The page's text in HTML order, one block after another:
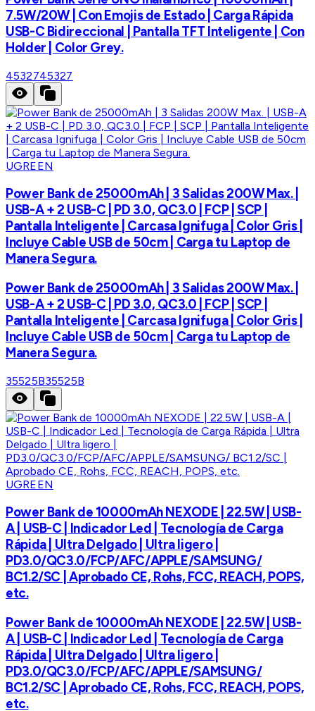
7.5W/20W | Con Emojis de Estado | Carga Rápida
USB-C Bidireccional | Pantalla TFT Inteligente | Con
Holder | Color Grey.
4532745327
UGREEN
Power Bank de 25000mAh | 3 Salidas 200W Max. |
USB-A + 2 USB-C | PD 3.0, QC3.0 | FCP | SCP |
Pantalla Inteligente | Carcasa Ignifuga | Color Gris |
Incluye Cable USB de 50cm | Carga tu Laptop de
Manera Segura.
Power Bank de 25000mAh | 3 Salidas 200W Max. |
USB-A + 2 USB-C | PD 3.0, QC3.0 | FCP | SCP |
Pantalla Inteligente | Carcasa Ignifuga | Color Gris |
Incluye Cable USB de 50cm | Carga tu Laptop de
Manera Segura.
35525B35525B
UGREEN
Power Bank de 10000mAh NEXODE | 22.5W | USB-
A | USB-C | Indicador Led | Tecnología de Carga
Rápida | Ultra Delgado | Ultra ligero |
PD3.0/QC3.0/FCP/AFC/APPLE/SAMSUNG/
BC1.2/SC | Aprobado CE, Rohs, FCC, REACH, POPS,
etc.
Power Bank de 10000mAh NEXODE | 22.5W | USB-
A | USB-C | Indicador Led | Tecnología de Carga
Rápida | Ultra Delgado | Ultra ligero |
PD3.0/QC3.0/FCP/AFC/APPLE/SAMSUNG/
BC1.2/SC | Aprobado CE, Rohs, FCC, REACH, POPS,
etc.